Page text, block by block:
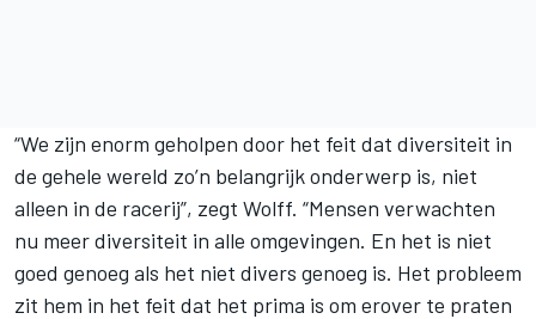
“We zijn enorm geholpen door het feit dat diversiteit in
de gehele wereld zo’n belangrijk onderwerp is, niet
alleen in de racerij”, zegt Wolff. “Mensen verwachten
nu meer diversiteit in alle omgevingen. En het is niet
goed genoeg als het niet divers genoeg is. Het probleem
zit hem in het feit dat het prima is om erover te praten